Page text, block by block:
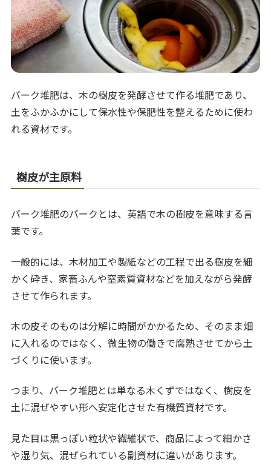
バーク堆肥は、木の樹皮を発酵させて作る堆肥であり、
土をふかふかにして保水性や保肥性を整えるために使わ
れる資材です。
樹皮が主原料
バーク堆肥のバークとは、英語で木の樹皮を意味する言
葉です。
一般的には、木材加工や製紙などの工程で出る樹皮を細
かく砕き、家畜ふんや窒素質資材などを加えながら発酵
させて作られます。
木の皮そのものは分解に時間がかかるため、そのまま畑
に入れるのではなく、微生物の働きで腐熟させてから土
づくりに使います。
つまり、バーク堆肥とは単なる木くずではなく、樹皮を
土に混ぜやすい形へ安定化させた有機質資材です。
見た目は黒っぽい粒状や繊維状で、商品によって細かさ
や湿り気、混ぜられている副資材に違いがあります。